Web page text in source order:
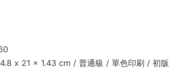
x 21 x 1.43 cm / 普通級 / 單色印刷 / 初版